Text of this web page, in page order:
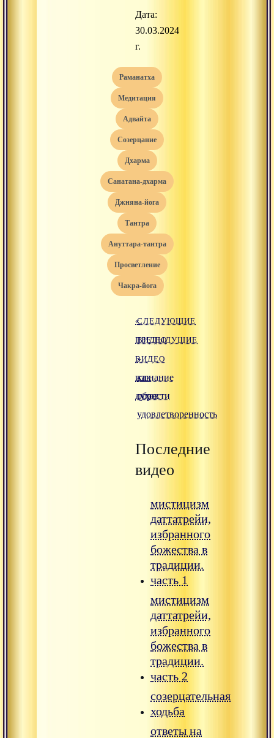
Дата:
30.03.2024
г.
раманатха
медитация
адвайта
созерцание
дхарма
санатана-дхарма
джняна-йога
тантра
ануттара-тантра
просветление
чакра-йога
«
ПРЕДЫДУЩИЕ
ВИДЕО
изгнание
духов
СЛЕДУЮЩИЕ
ВИДЕО
»
как
обрести
удовлетворенность
Последние
видео
мистицизм
даттатрейи,
избранного
божества в
традиции.
часть 1
мистицизм
даттатрейи,
избранного
божества в
традиции.
часть 2
созерцательная
ходьба
ответы на